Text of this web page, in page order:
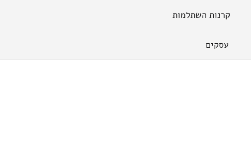
קרנות השתלמות
עסקים